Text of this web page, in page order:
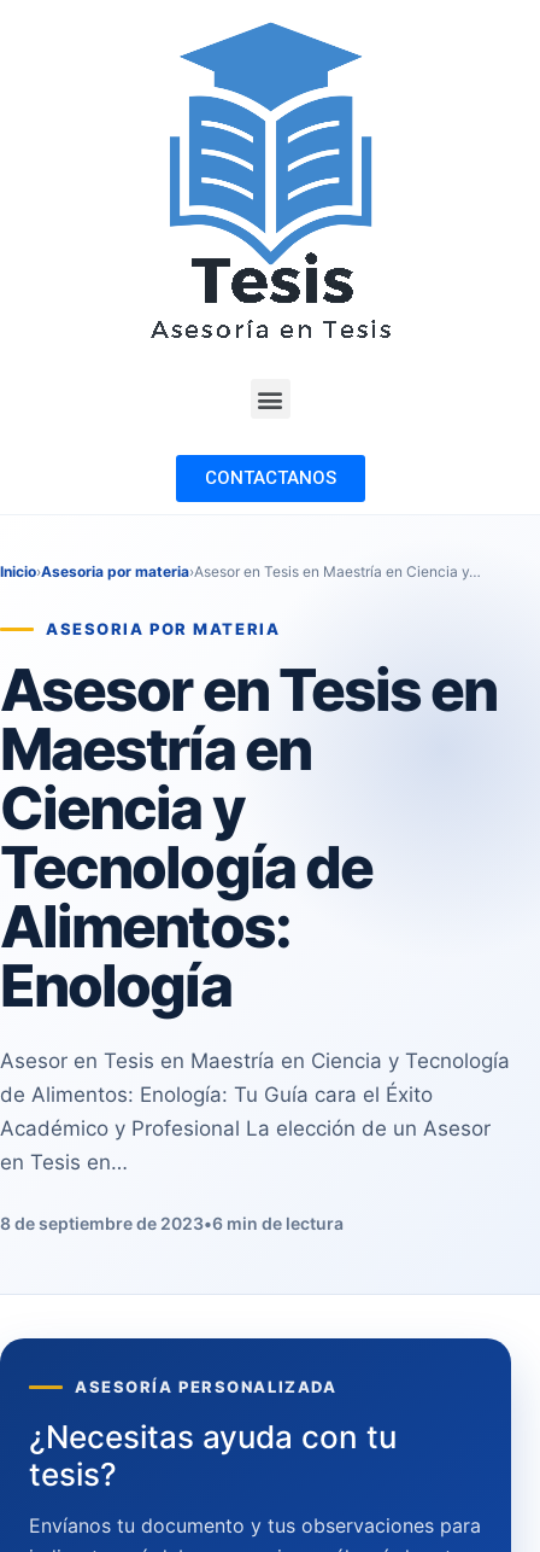
CONTACTANOS
Inicio›Asesoria por materia›Asesor en Tesis en Maestría en Ciencia y…
ASESORIA POR MATERIA
Asesor en Tesis en
Maestría en
Ciencia y
Tecnología de
Alimentos:
Enología
Asesor en Tesis en Maestría en Ciencia y Tecnología
de Alimentos: Enología: Tu Guía cara el Éxito
Académico y Profesional La elección de un Asesor
en Tesis en…
8 de septiembre de 2023•6 min de lectura
ASESORÍA PERSONALIZADA
¿Necesitas ayuda con tu
tesis?
Envíanos tu documento y tus observaciones para